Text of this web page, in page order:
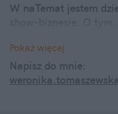
W naTemat jestem
Internetowe dramy,
także ciekawostki z
twarzy – śledzę je
Pokaż więcej
Napisz do mnie: